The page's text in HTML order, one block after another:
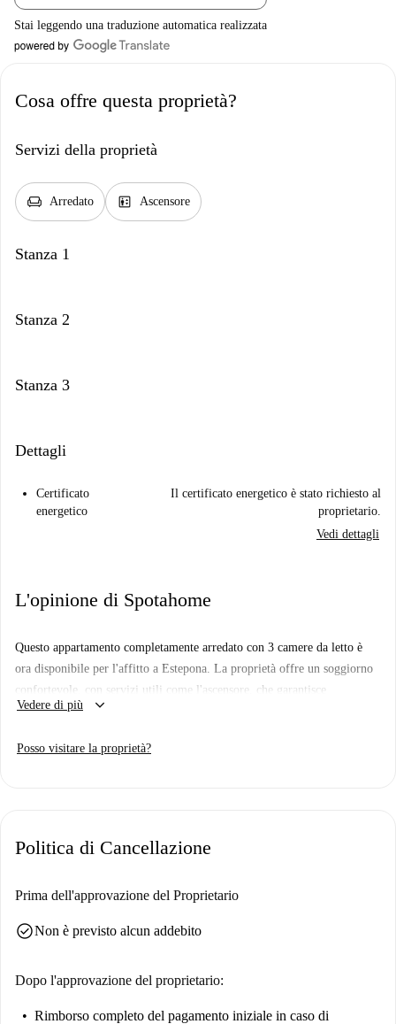
Stai leggendo una traduzione automatica realizzata
Cosa offre questa proprietà?
Servizi della proprietà
chair Arredato elevator Ascensore
Stanza 1
Stanza 2
Stanza 3
Dettagli
Certificato
energetico
Il certificato energetico è stato richiesto al
proprietario.
Vedi dettagli
L'opinione di Spotahome
Questo appartamento completamente arredato con 3 camere da letto è
ora disponibile per l'affitto a Estepona. La proprietà offre un soggiorno
confortevole, con servizi utili come l'ascensore, che garantisce
l'accessibilità. Le utenze incluse includono elettricità, acqua, gas e Wi-Fi,
non sono ammessi animali domestici e non è consentito fumare, e il
circondato da una varietà di ristoranti e attrazioni locali. Ristoranti come
distanza, offrendo diverse esperienze culinarie. Ulteriori opzioni
Godetevi l'atmosfera vivace e la comodità dei servizi locali di Estepona.
Vedere di più keyboard_arrow_down
Posso visitare la proprietà?
Politica di Cancellazione
Prima dell'approvazione del Proprietario
check_circleNon è previsto alcun addebito
Dopo l'approvazione del proprietario:
Rimborso completo del pagamento iniziale in caso di